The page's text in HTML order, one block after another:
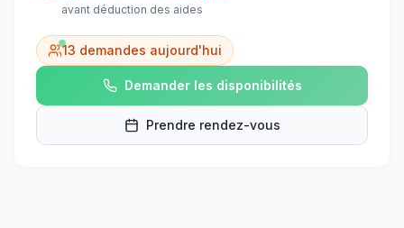
avant déduction des aides
13 demandes aujourd'hui
Demander les disponibilités
Prendre rendez-vous